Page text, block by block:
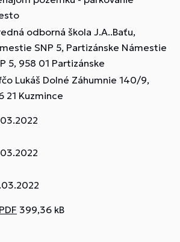
odborná škola J.A..Baťu,
SNP 5, Partizánske Námestie
5, 958 01 Partizánske
Lukáš Dolné Záhumnie 140/9,
21 Kuzmince
PDF 399,36 kB